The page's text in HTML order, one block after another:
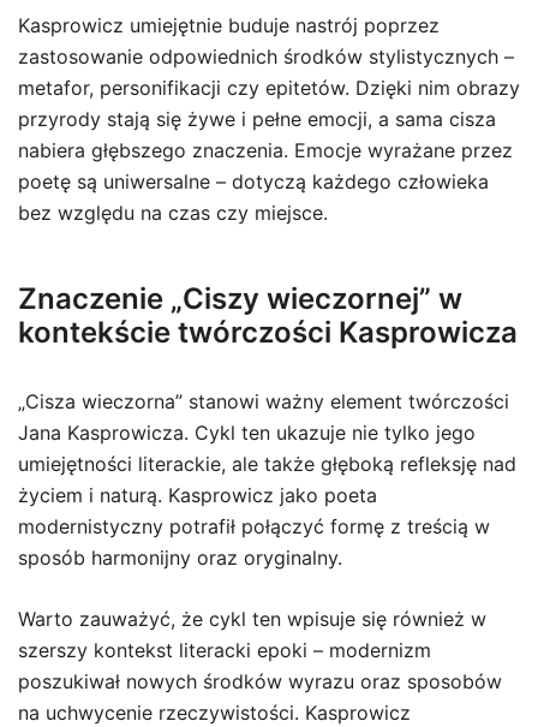
Kasprowicz umiejętnie buduje nastrój poprzez
zastosowanie odpowiednich środków stylistycznych –
metafor, personifikacji czy epitetów. Dzięki nim obrazy
przyrody stają się żywe i pełne emocji, a sama cisza
nabiera głębszego znaczenia. Emocje wyrażane przez
poetę są uniwersalne – dotyczą każdego człowieka
bez względu na czas czy miejsce.
Znaczenie „Ciszy wieczornej” w
kontekście twórczości Kasprowicza
„Cisza wieczorna” stanowi ważny element twórczości
Jana Kasprowicza. Cykl ten ukazuje nie tylko jego
umiejętności literackie, ale także głęboką refleksję nad
życiem i naturą. Kasprowicz jako poeta
modernistyczny potrafił połączyć formę z treścią w
sposób harmonijny oraz oryginalny.
Warto zauważyć, że cykl ten wpisuje się również w
szerszy kontekst literacki epoki – modernizm
poszukiwał nowych środków wyrazu oraz sposobów
na uchwycenie rzeczywistości. Kasprowicz